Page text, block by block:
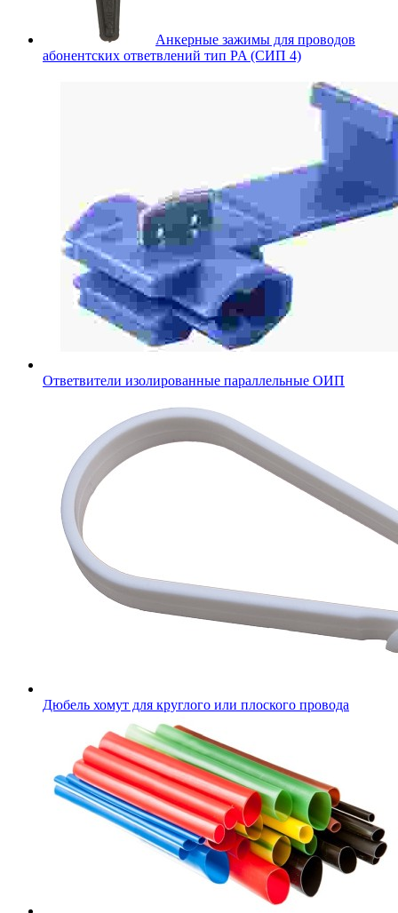
Анкерные зажимы для проводов
абонентских ответвлений тип PA (СИП 4)
Ответвители изолированные параллельные ОИП
Дюбель хомут для круглого или плоского провода